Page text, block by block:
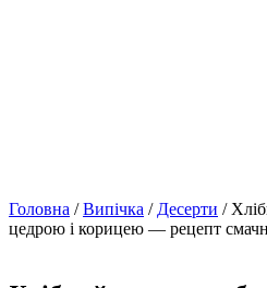
Головна /Випічка /Десерти /
цедрою і корицею — рецепт